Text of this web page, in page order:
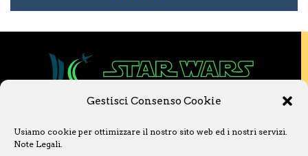
Gestisci Consenso Cookie
Usiamo cookie per ottimizzare il nostro sito web ed i nostri servizi.
Note Legali.
Questo sito non è collegato a Lucasfilm LTD o
a The Walt Disney Company o ad altre